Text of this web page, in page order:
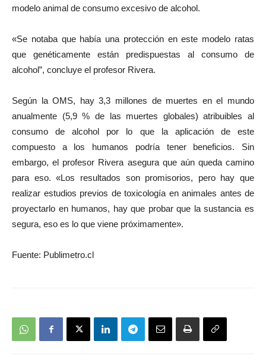
modelo animal de consumo excesivo de alcohol.
«Se notaba que había una protección en este modelo ratas
que genéticamente están predispuestas al consumo de
alcohol”, concluye el profesor Rivera.
Según la OMS, hay 3,3 millones de muertes en el mundo
anualmente (5,9 % de las muertes globales) atribuibles al
consumo de alcohol por lo que la aplicación de este
compuesto a los humanos podría tener beneficios. Sin
embargo, el profesor Rivera asegura que aún queda camino
para eso. «Los resultados son promisorios, pero hay que
realizar estudios previos de toxicología en animales antes de
proyectarlo en humanos, hay que probar que la sustancia es
segura, eso es lo que viene próximamente».
Fuente: Publimetro.cl